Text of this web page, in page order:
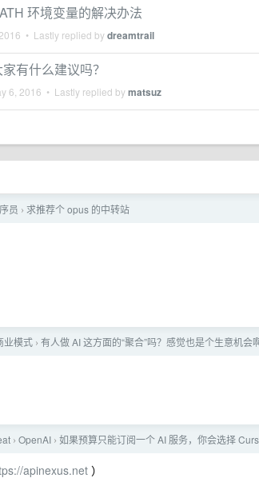
环境变量的解决办法
• Lastly replied bydreamtrail
有什么建议吗？
6, 2016 • Lastly replied bymatsuz
员 › 求推荐个 opus 的中转站
业模式 › 有人做 AI 这方面的“聚合”吗？感觉也是个生意机会
› OpenAI › 如果预算只能订阅一个 AI 服务，你会选择
apinexus.net ）